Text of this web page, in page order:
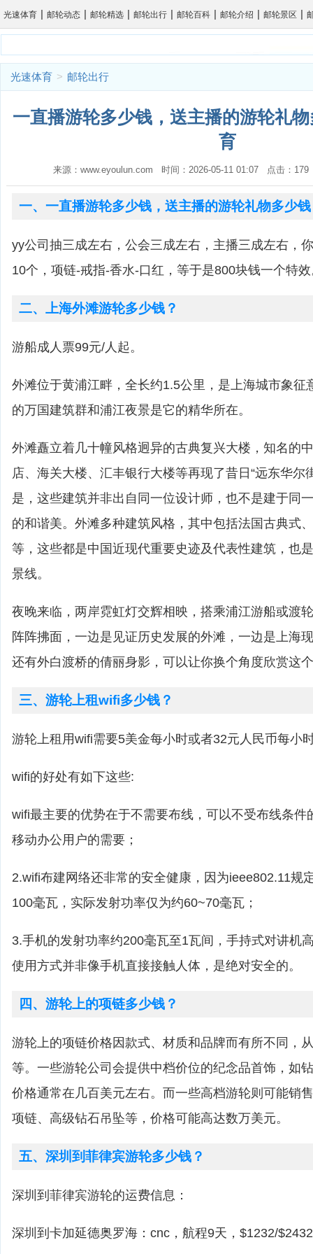
光速体育 | 邮轮动态 | 邮轮精选 | 邮轮出行 | 邮轮百科 | 邮轮介绍 | 邮轮景区 |
光速体育 > 邮轮出行
一直播游轮多少钱，送主播的游轮礼
育
来源：www.eyoulun.com 时间：2026-05-11 01:07 点击：
一、一直播游轮多少钱，送主播的游轮礼物多少
yy公司抽三成左右，公会三成左右，主播三成左右，
10个，项链-戒指-香水-口红，等于是800块钱一个特
二、上海外滩游轮多少钱？
游船成人票99元/人起。
外滩位于黄浦江畔，全长约1.5公里，是上海城市象征
的万国建筑群和浦江夜景是它的精华所在。
外滩矗立着几十幢风格迥异的古典复兴大楼，知名的
店、海关大楼、汇丰银行大楼等再现了昔日“远东华尔
是，这些建筑并非出自同一位设计师，也不是建于同
的和谐美。外滩多种建筑风格，其中包括法国古典式
等，这些都是中国近现代重要史迹及代表性建筑，也
景线。
夜晚来临，两岸霓虹灯交辉相映，搭乘浦江游船或渡
阵阵拂面，一边是见证历史发展的外滩，一边是上海
还有外白渡桥的倩丽身影，可以让你换个角度欣赏这
三、游轮上租wifi多少钱？
游轮上租用wifi需要5美金每小时或者32元人民币每小
wifi的好处有如下这些:
wifi最主要的优势在于不需要布线，可以不受布线条件
移动办公用户的需要；
2.wifi布建网络还非常的安全健康，因为ieee802.11规
100毫瓦，实际发射功率仅为约60~70毫瓦；
3.手机的发射功率约200毫瓦至1瓦间，手持式对讲机
使用方式并非像手机直接接触人体，是绝对安全的。
四、游轮上的项链多少钱？
游轮上的项链价格因款式、材质和品牌而有所不同，
等。一些游轮公司会提供中档价位的纪念品首饰，如
价格通常在几百美元左右。而一些高档游轮则可能销
项链、高级钻石吊坠等，价格可能高达数万美元。
五、深圳到菲律宾游轮多少钱？
深圳到菲律宾游轮的运费信息：
深圳到卡加延德奥罗海：cnc，航程9天，$1232/